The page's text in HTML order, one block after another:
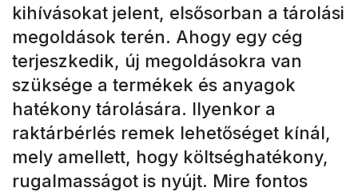
kihívásokat jelent, elsősorban a tárolási
megoldások terén. Ahogy egy cég
terjeszkedik, új megoldásokra van
szüksége a termékek és anyagok
hatékony tárolására. Ilyenkor a
raktárbérlés remek lehetőséget kínál,
mely amellett, hogy költséghatékony,
rugalmasságot is nyújt. Mire fontos